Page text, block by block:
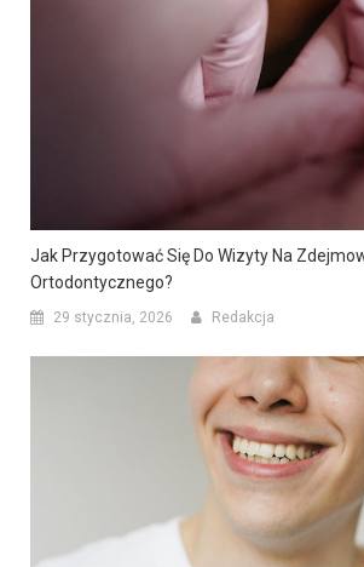
Jak Przygotować Się Do Wizyty Na
Ortodontycznego?
29 stycznia, 2026 Redakcja